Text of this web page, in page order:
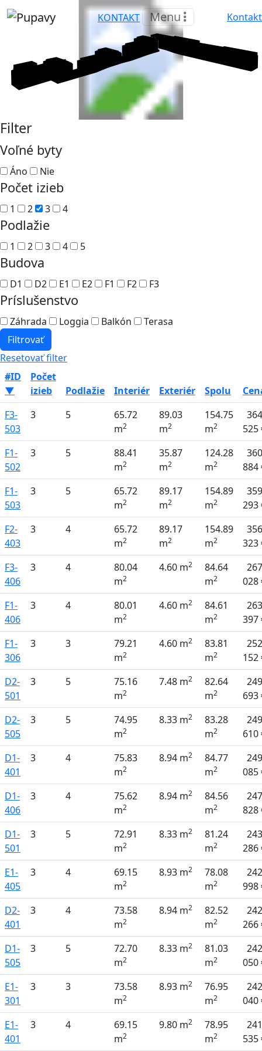
KONTAKT Menu Kontakt
Filter
Voľné byty
Áno Nie
Počet izieb
1 2 3 4
Podlažie
1 2 3 4 5
Budova
D1 D2 E1 E2 F1 F2 F3
Príslušenstvo
Záhrada Loggia Balkón
Terasa
Filtrovať
Resetovať filter
#ID
▼
Počet
izieb
Podlažie Interiér Exteriér Spolu
F3-
503
3 5
65.72
m2
89.03
m2
154.75
m2
364
525
F1-
502
3 5
88.41
m2
35.87
m2
124.28
m2
360
884
F1-
503
3 5
65.72
m2
89.17
m2
154.89
m2
359
293
F2-
403
3 4
65.72
m2
89.17
m2
154.89
m2
356
323
F3-
406
3 4
80.04
m2
4.60 m2
84.64
m2
267
028
F1-
406
3 4
80.01
m2
4.60 m2
84.61
m2
263
397
F1-
306
3 3
79.21
m2
4.60 m2
83.81
m2
252
152
D2-
501
3 5
75.16
m2
7.48 m2
82.64
m2
249
693
D2-
505
3 5
74.95
m2
8.33 m2
83.28
m2
249
610
D1-
401
3 4
75.83
m2
8.94 m2
84.77
m2
249
085
D1-
406
3 4
75.62
m2
8.94 m2
84.56
m2
247
828
D1-
501
3 5
72.91
m2
8.33 m2
81.24
m2
243
286
E1-
405
3 4
69.15
m2
8.93 m2
78.08
m2
242
998
D2-
401
3 4
73.58
m2
8.94 m2
82.52
m2
242
266
D1-
505
3 5
72.70
m2
8.33 m2
81.03
m2
242
050
E1-
301
3 3
73.58
m2
8.93 m2
76.95
m2
242
040
E1-
401
3 4
69.15
m2
9.80 m2
78.95
m2
241
535